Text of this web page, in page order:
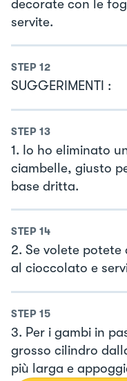
decorate con le
servite.
STEP 12
SUGGERIMENTI :
STEP 13
1. Io ho eliminato
ciambelle, giusto
base dritta.
STEP 14
2. Se volete
al cioccolato e
STEP 15
3. Per i gambi in
grosso cilindro
più larga e